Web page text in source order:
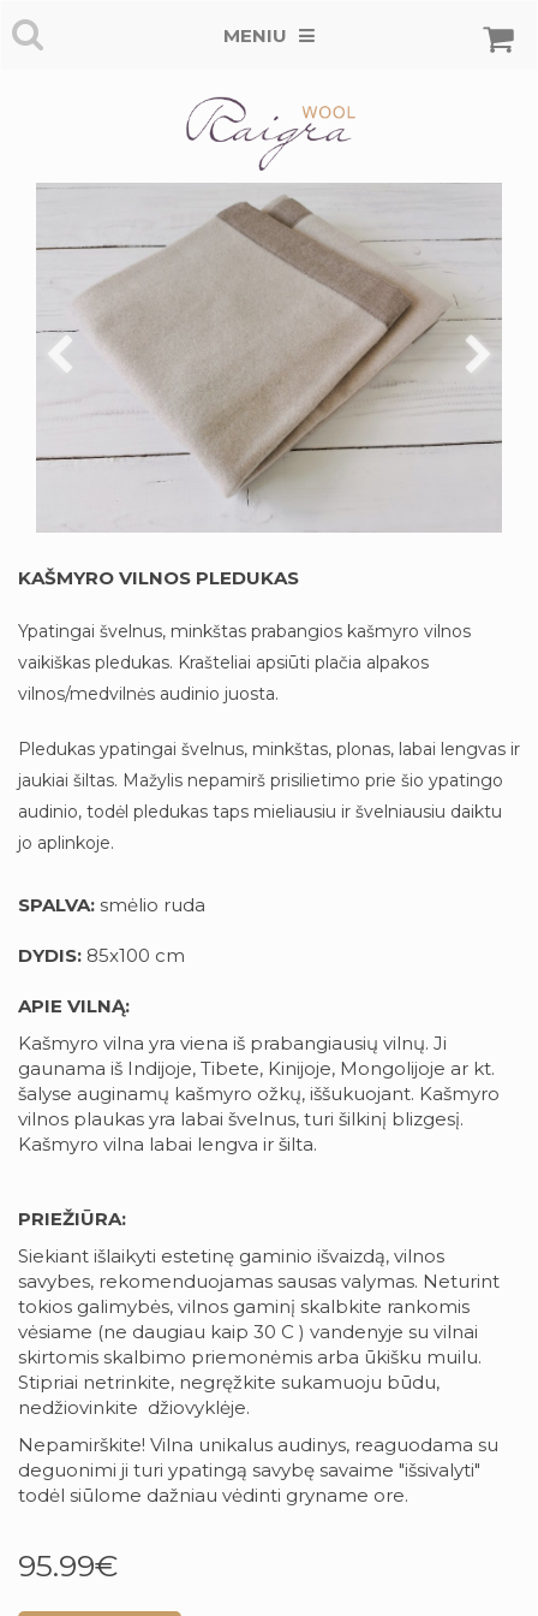
MENIU
KAŠMYRO VILNOS PLEDUKAS
Ypatingai švelnus, minkštas prabangios kašmyro vilnos
vaikiškas pledukas. Krašteliai apsiūti plačia alpakos
vilnos/medvilnės audinio juosta.
Pledukas ypatingai švelnus, minkštas, plonas, labai lengvas ir
jaukiai šiltas. Mažylis nepamirš prisilietimo prie šio ypatingo
audinio, todėl pledukas taps mieliausiu ir švelniausiu daiktu
jo aplinkoje.
SPALVA: smėlio ruda
DYDIS: 85x100 cm
APIE VILNĄ:
Kašmyro vilna yra viena iš prabangiausių vilnų. Ji
gaunama iš Indijoje, Tibete, Kinijoje, Mongolijoje ar kt.
šalyse auginamų kašmyro ožkų, iššukuojant. Kašmyro
vilnos plaukas yra labai švelnus, turi šilkinį blizgesį.
Kašmyro vilna labai lengva ir šilta.
PRIEŽIŪRA:
Siekiant išlaikyti estetinę gaminio išvaizdą, vilnos
savybes, rekomenduojamas sausas valymas. Neturint
tokios galimybės, vilnos gaminį skalbkite rankomis
vėsiame (ne daugiau kaip 30 C ) vandenyje su vilnai
skirtomis skalbimo priemonėmis arba ūkišku muilu.
Stipriai netrinkite, negręžkite sukamuoju būdu,
nedžiovinkite džiovyklėje.
Nepamirškite! Vilna unikalus audinys, reaguodama su
deguonimi ji turi ypatingą savybę savaime "išsivalyti"
todėl siūlome dažniau vėdinti gryname ore.
95.99€